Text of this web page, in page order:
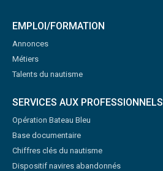
EMPLOI/FORMATION
Annonces
Métiers
Talents du nautisme
SERVICES AUX PROFESSIONNELS
Opération Bateau Bleu
Base documentaire
Chiffres clés du nautisme
Dispositif navires abandonnés